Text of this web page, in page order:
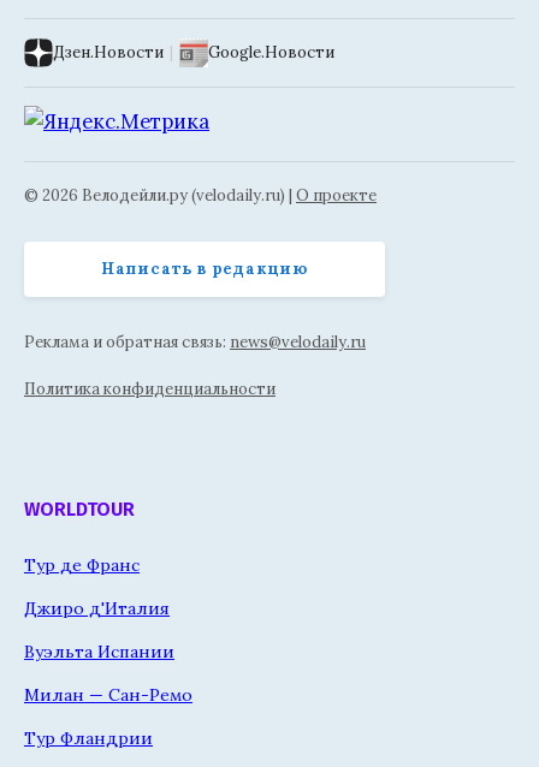
Дзен.Новости | Google.Новости
© 2026 Велодейли.ру (velodaily.ru) | О проекте
Написать в редакцию
Реклама и обратная связь: news@velodaily.ru
Политика конфиденциальности
WORLDTOUR
Тур де Франс
Джиро д'Италия
Вуэльта Испании
Милан — Сан-Ремо
Тур Фландрии